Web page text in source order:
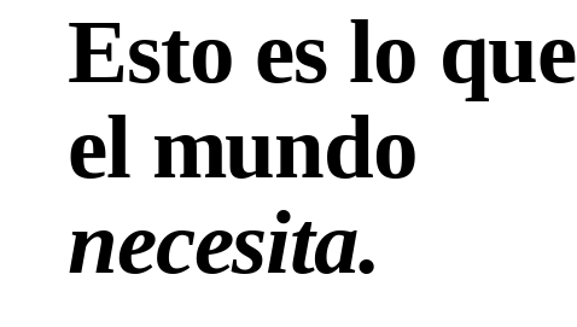
Esto es lo que
el mundo
necesita.